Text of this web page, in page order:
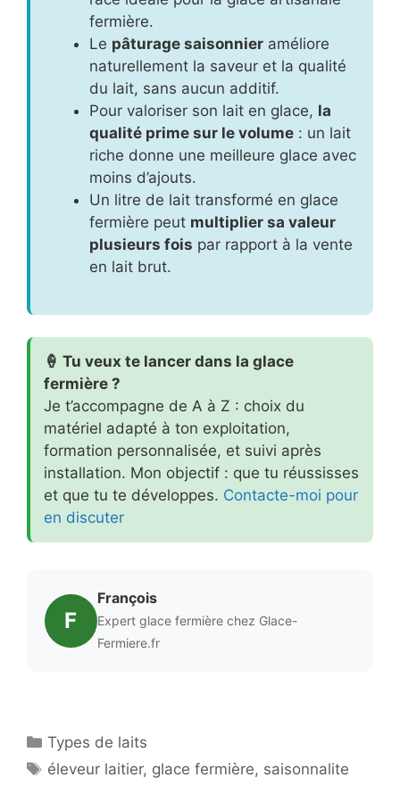
fermière.
Le pâturage saisonnier améliore
naturellement la saveur et la qualité
du lait, sans aucun additif.
Pour valoriser son lait en glace, la
qualité prime sur le volume : un lait
riche donne une meilleure glace avec
moins d’ajouts.
Un litre de lait transformé en glace
fermière peut multiplier sa valeur
plusieurs fois par rapport à la vente
en lait brut.
🍦 Tu veux te lancer dans la glace
fermière ?
Je t’accompagne de A à Z : choix du
matériel adapté à ton exploitation,
formation personnalisée, et suivi après
installation. Mon objectif : que tu réussisses
et que tu te développes. Contacte-moi pour
en discuter
F
François
Expert glace fermière chez Glace-
Fermiere.fr
Catégories
Types de laits
Étiquettes
éleveur laitier, glace fermière, saisonnalite